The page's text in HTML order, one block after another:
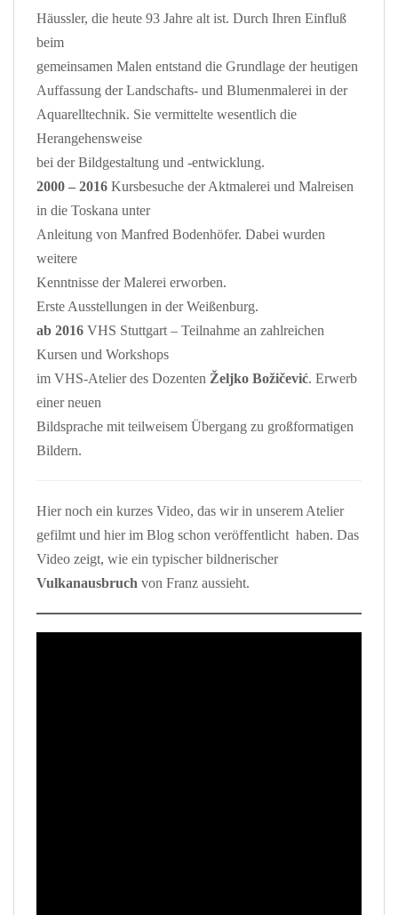
Häussler, die heute 93 Jahre alt ist. Durch Ihren Einfluß
beim
gemeinsamen Malen entstand die Grundlage der heutigen
Auffassung der Landschafts- und Blumenmalerei in der
Aquarelltechnik. Sie vermittelte wesentlich die
Herangehensweise
bei der Bildgestaltung und -entwicklung.
2000 – 2016 Kursbesuche der Aktmalerei und Malreisen
in die Toskana unter
Anleitung von Manfred Bodenhöfer. Dabei wurden
weitere
Kenntnisse der Malerei erworben.
Erste Ausstellungen in der Weißenburg.
ab 2016 VHS Stuttgart – Teilnahme an zahlreichen
Kursen und Workshops
im VHS-Atelier des Dozenten Željko Božičević. Erwerb
einer neuen
Bildsprache mit teilweisem Übergang zu großformatigen
Bildern.
Hier noch ein kurzes Video, das wir in unserem Atelier
gefilmt und hier im Blog schon veröffentlicht haben. Das
Video zeigt, wie ein typischer bildnerischer
Vulkanausbruch von Franz aussieht.